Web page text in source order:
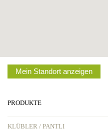
Mein Standort anzeigen
PRODUKTE
KLÜBLER / PANTLI